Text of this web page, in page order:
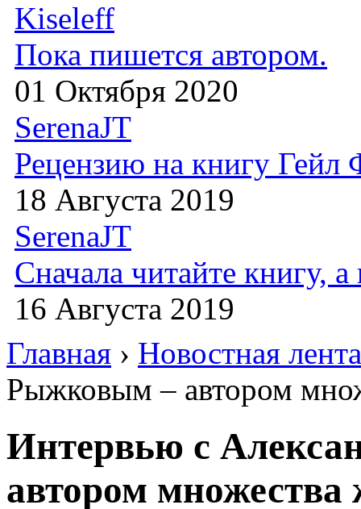
Kiseleff
Пока пишется автором.
01 Октября 2020
SerenaJT
Рецензию на книгу
18 Августа 2019
SerenaJT
Сначала читайте книгу,
16 Августа 2019
Главная › Новостная лента
Рыжковым – автором
Интервью с
автором множества